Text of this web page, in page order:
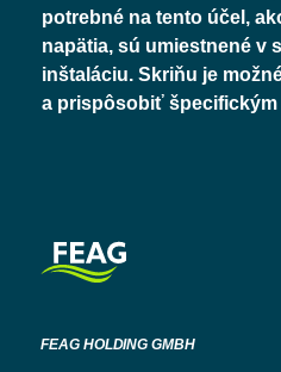
potrebné na tento účel,
napätia, sú umiestnené v
inštaláciu. Skriňu je
a prispôsobiť špecifickým
FEAG HOLDING GMBH